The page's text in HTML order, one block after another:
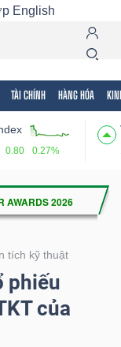
English
TÀI CHÍNH HÀNG HÓA
0.80 0.27%
tích kỹ thuật
phiếu
của
khoán